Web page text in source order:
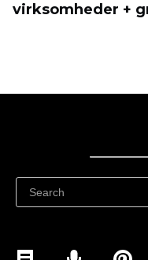
virksomheder +